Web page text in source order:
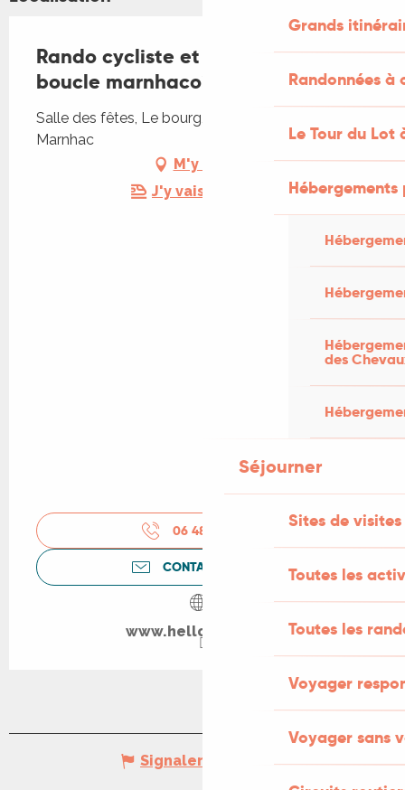
Grands
Randonnées
Le Tour du Lot
des
Séjourner
Sites de visites
Toutes les
Toutes les
Voyager
Voyager sans
Rando cycliste et pédestre : La
boucle marnhacoise
Salle des fêtes, Le bourg, 46090 Labastide-
Marnhac
M'y rendre
J'y vais en train !
06 48 81 84
CONTACTEZ-NOUS
www.helloasso.com
Signaler une erreur